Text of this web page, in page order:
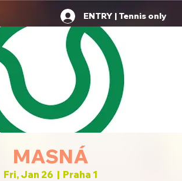
ENTRY | Tennis only
MASNÁ
Fri, Jan 26
  |
Praha 1